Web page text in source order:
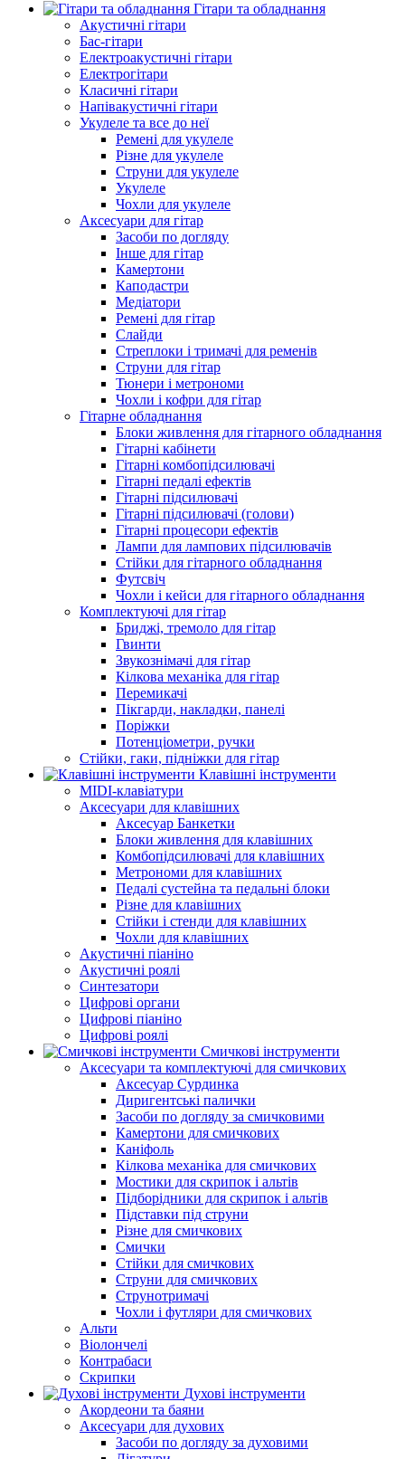
Гітари та обладнання
Акустичні гітари
Бас-гітари
Електроакустичні гітари
Електрогітари
Класичні гітари
Напівакустичні гітари
Укулеле та все до неї
Ремені для укулеле
Різне для укулеле
Струни для укулеле
Укулеле
Чохли для укулеле
Аксесуари для гітар
Засоби по догляду
Інше для гітар
Камертони
Каподастри
Медіатори
Ремені для гітар
Слайди
Стреплоки і тримачі для ременів
Струни для гітар
Тюнери і метрономи
Чохли і кофри для гітар
Гітарне обладнання
Блоки живлення для гітарного обладнання
Гітарні кабінети
Гітарні комбопідсилювачі
Гітарні педалі ефектів
Гітарні підсилювачі
Гітарні підсилювачі (голови)
Гітарні процесори ефектів
Лампи для лампових підсилювачів
Стійки для гітарного обладнання
Футсвіч
Чохли і кейси для гітарного обладнання
Комплектуючі для гітар
Бриджі, тремоло для гітар
Гвинти
Звукознімачі для гітар
Кілкова механіка для гітар
Перемикачі
Пікгарди, накладки, панелі
Поріжки
Потенціометри, ручки
Стійки, гаки, підніжки для гітар
Клавішні інструменти
MIDI-клавіатури
Аксесуари для клавішних
Аксесуар Банкетки
Блоки живлення для клавішних
Комбопідсилювачі для клавішних
Метрономи для клавішних
Педалі сустейна та педальні блоки
Різне для клавішних
Стійки і стенди для клавішних
Чохли для клавішних
Акустичні піаніно
Акустичні роялі
Синтезатори
Цифрові органи
Цифрові піаніно
Цифрові роялі
Смичкові інструменти
Аксесуари та комплектуючі для смичкових
Аксесуар Сурдинка
Диригентські палички
Засоби по догляду за смичковими
Камертони для смичкових
Каніфоль
Кілкова механіка для смичкових
Мостики для скрипок і альтів
Підборiдники для скрипок і альтів
Підставки під струни
Різне для смичкових
Смички
Стійки для смичкових
Струни для смичкових
Струнотримачі
Чохли і футляри для смичкових
Альти
Віолончелі
Контрабаси
Скрипки
Духові інструменти
Акордеони та баяни
Аксесуари для духових
Засоби по догляду за духовими